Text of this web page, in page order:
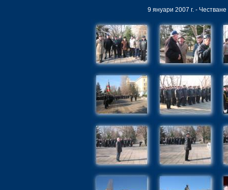
9 януари 2007 г. -